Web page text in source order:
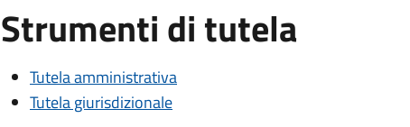
Strumenti di tutela
Tutela amministrativa
Tutela giurisdizionale